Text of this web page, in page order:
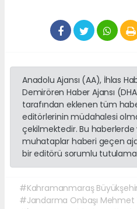
Anadolu Ajansı (AA), İhlas
Demirören Haber Ajansı
tarafından eklenen tüm
editörlerinin müdahalesi
çekilmektedir. Bu haberlerde
muhataplar haberi geçen
bir editörü sorumlu
#Kahramanmaraş
#Jandarma Onbaşı Mehmet